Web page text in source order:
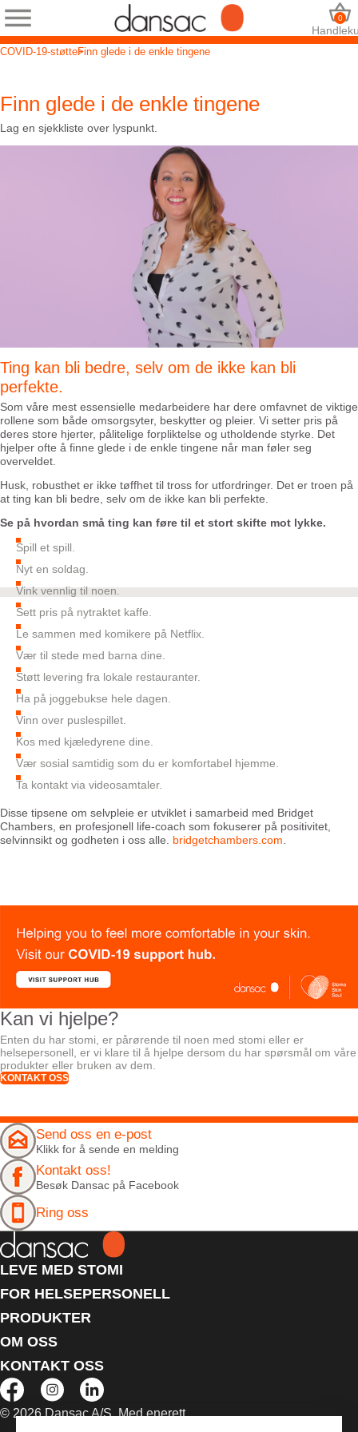
0
COVID-19-støtteFinn glede i de enkle tingene
Finn glede i de enkle tingene
Lag en sjekkliste over lyspunkt.
Ting kan bli bedre, selv om de ikke kan bli
perfekte.
Som våre mest essensielle medarbeidere har dere omfavnet de viktige
rollene som både omsorgsyter, beskytter og pleier. Vi setter pris på
deres store hjerter, pålitelige forpliktelse og utholdende styrke. Det
hjelper ofte å finne glede i de enkle tingene når man føler seg
overveldet.
Husk, robusthet er ikke tøffhet til tross for utfordringer. Det er troen på
at ting kan bli bedre, selv om de ikke kan bli perfekte.
Se på hvordan små ting kan føre til et stort skifte mot lykke.
Spill et spill.
Nyt en soldag.
Vink vennlig til noen.
Sett pris på nytraktet kaffe.
Le sammen med komikere på Netflix.
Vær til stede med barna dine.
Støtt levering fra lokale restauranter.
Ha på joggebukse hele dagen.
Vinn over puslespillet.
Kos med kjæledyrene dine.
Vær sosial samtidig som du er komfortabel hjemme.
Ta kontakt via videosamtaler.
Disse tipsene om selvpleie er utviklet i samarbeid med Bridget
Chambers, en profesjonell life-coach som fokuserer på positivitet,
selvinnsikt og godheten i oss alle. bridgetchambers.com.
Kan vi hjelpe?
Enten du har stomi, er pårørende til noen med stomi eller er
helsepersonell, er vi klare til å hjelpe dersom du har spørsmål om våre
produkter eller bruken av dem.
KONTAKT OSS
Send oss en e-post
Klikk for å sende en melding
Kontakt oss!
Besøk Dansac på Facebook
Ring oss
LEVE MED STOMI
FOR HELSEPERSONELL
PRODUKTER
OM OSS
KONTAKT OSS
© 2026 Dansac A/S. Med enerett.